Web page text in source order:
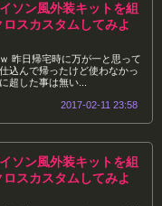
ソン風外装キットを組
スカスタムしてみよ
昨日帰宅時に万が一と思って
込んで帰ったけど使わなかっ
超した事は無い...
2017-02-11 23:58
ソン風外装キットを組
スカスタムしてみよ